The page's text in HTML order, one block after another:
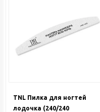
TNL Пилка для ногтей
лодочка (240/240